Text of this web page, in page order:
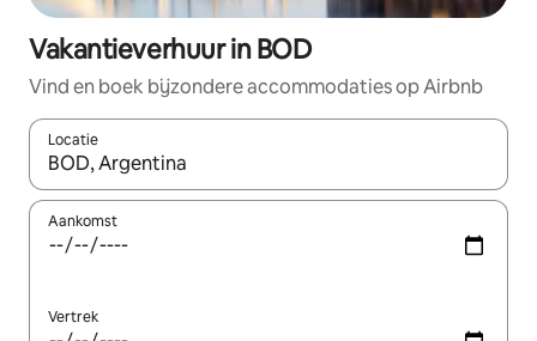
Vakantieverhuur in BOD
Vind en boek bijzondere accommodaties op Airbnb
Locatie
Wanneer er suggesties beschikbaar zijn, maak je een keuze
Aankomst
Vertrek